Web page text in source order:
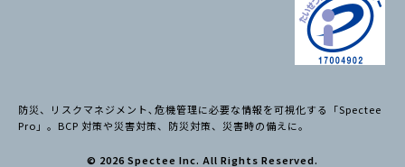
防災、リスクマネジメント､危機管理に必要な情報を可視化する「Spectee
Pro」。BCP 対策や災害対策、防災対策、災害時の備えに。
© 2026 Spectee Inc. All Rights Reserved.